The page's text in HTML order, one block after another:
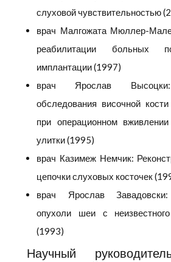
слуховой чувствительностью
врач Малгожата Мюллер-
реабилитации больных
имплантации (1997)
врач Ярослав Высоцки:
обследования височной
при операционном
улитки (1995)
врач Казимеж Немчик:
цепочки слуховых косточек
врач Ярослав Завадовски:
опухоли шеи с
(1993)
Научный